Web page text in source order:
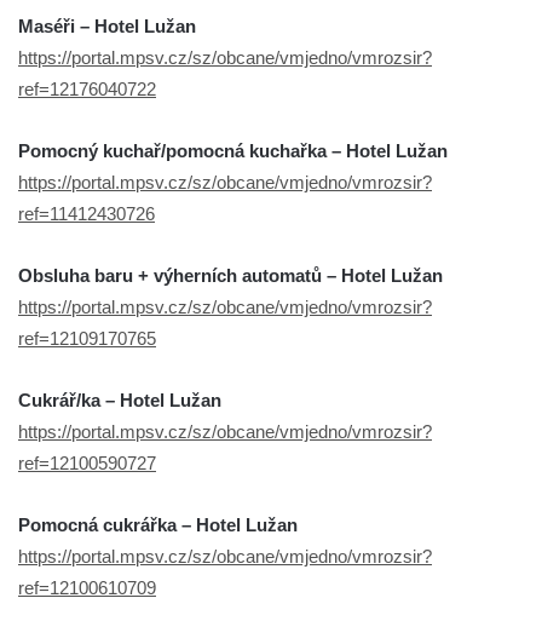
Maséři – Hotel Lužan
https://portal.mpsv.cz/sz/obcane/vmjedno/vmrozsir?
ref=12176040722
Pomocný kuchař/pomocná kuchařka – Hotel Lužan
https://portal.mpsv.cz/sz/obcane/vmjedno/vmrozsir?
ref=11412430726
Obsluha baru + výherních automatů – Hotel Lužan
https://portal.mpsv.cz/sz/obcane/vmjedno/vmrozsir?
ref=12109170765
Cukrář/ka – Hotel Lužan
https://portal.mpsv.cz/sz/obcane/vmjedno/vmrozsir?
ref=12100590727
Pomocná cukrářka – Hotel Lužan
https://portal.mpsv.cz/sz/obcane/vmjedno/vmrozsir?
ref=12100610709